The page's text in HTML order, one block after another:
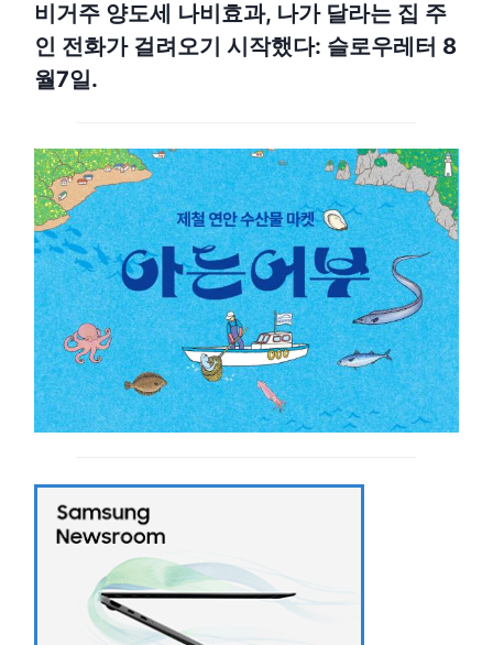
비거주 양도세 나비효과, 나가 달라는 집 주
인 전화가 걸려오기 시작했다: 슬로우레터 8
월7일.